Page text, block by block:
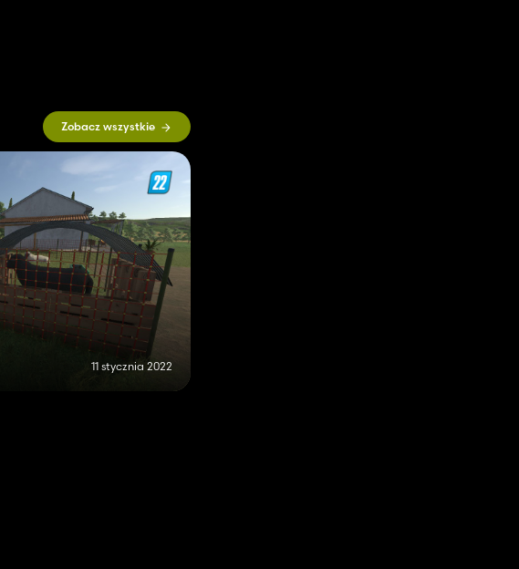
Zobacz wszystkie
11 stycznia 2022